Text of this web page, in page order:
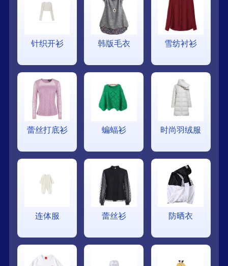
针织开衫 韩版毛衣 雪纺衬衫
蕾丝打底衫 蝙蝠衫 时尚羽绒服
连体服 蕾丝衫 防晒衣